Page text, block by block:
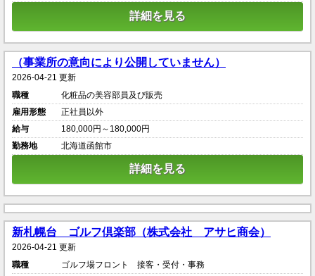
詳細を見る
（事業所の意向により公開していません）
2026-04-21 更新
職種
化粧品の美容部員及び販売
雇用形態
正社員以外
給与
180,000円～180,000円
勤務地
北海道函館市
詳細を見る
新札幌台 ゴルフ倶楽部（株式会社 アサヒ商会）
2026-04-21 更新
職種
ゴルフ場フロント 接客・受付・事務